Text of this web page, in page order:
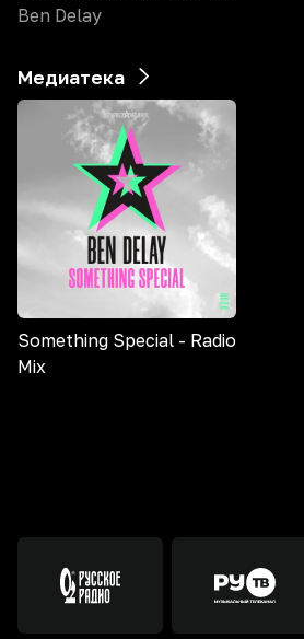
Ben Delay
Медиатека
Something Special - Radio
Mix